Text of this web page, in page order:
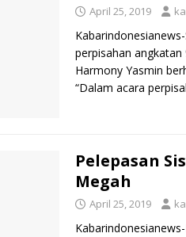
April 25, 2019
perpisahan
Harmony Yasmin
“Dalam acara
Pelepasan
Megah
April 25, 2019